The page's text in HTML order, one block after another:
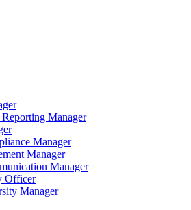
Manager
Manager
Manager
Manager
Officer
Manager